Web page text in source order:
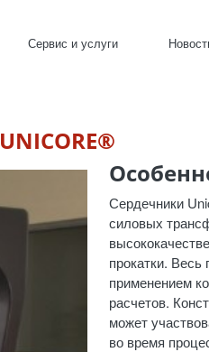
Сервис и услуги
UNICORE®
Сердечники
силовых
прокатки. Весь
применением
расчетов.
может
во время